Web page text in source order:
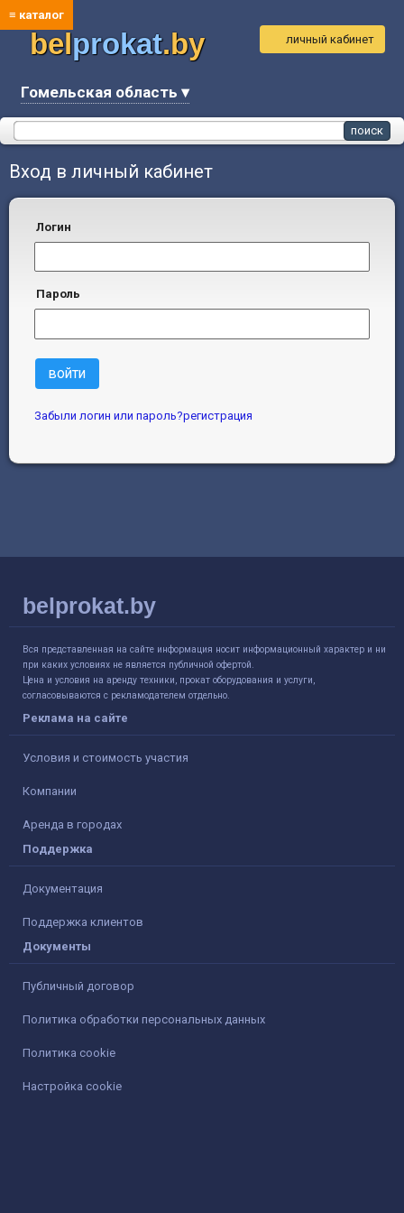
≡ каталог
belprokat.by
Гомельская область ▾
личный кабинет
Вход в личный кабинет
логин
пароль
Забыли логин или пароль?регистрация
belprokat.by
Вся представленная на сайте информация носит информационный характер и ни
при каких условиях не является публичной офертой.
Цена и условия на аренду техники, прокат оборудования и услуги,
согласовываются с рекламодателем отдельно.
Реклама на сайте
Условия и стоимость участия
Компании
Аренда в городах
Поддержка
Документация
Поддержка клиентов
Документы
Публичный договор
Политика обработки персональных данных
Политика cookie
Настройка cookie